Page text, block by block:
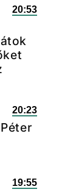
20:53
20:23
19:55